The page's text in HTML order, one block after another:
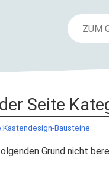
Seite
Bausteine
Grund nicht